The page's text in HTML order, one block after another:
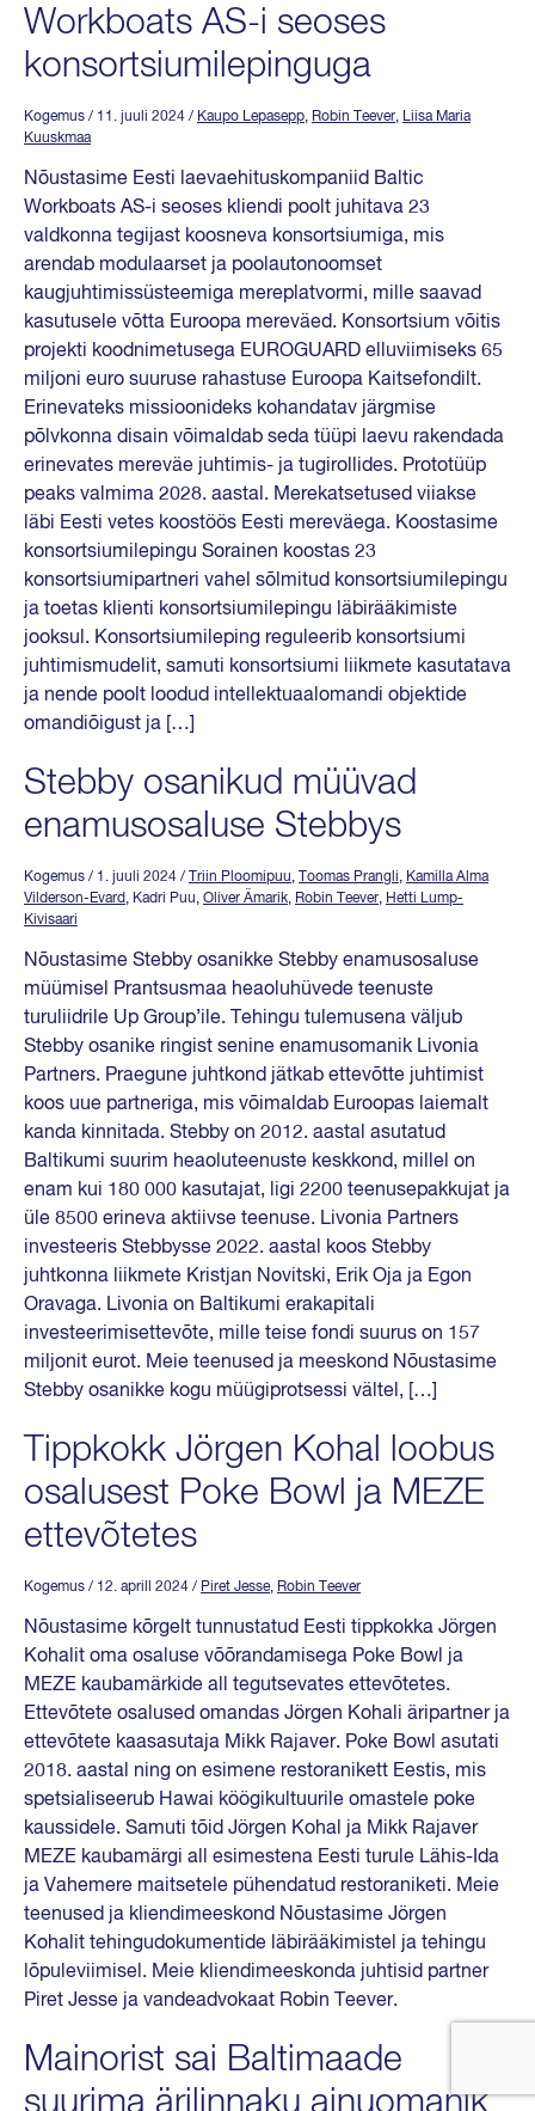
Workboats AS-i seoses
konsortsiumilepinguga
Kogemus / 11. juuli 2024 / Kaupo Lepasepp, Robin Teever, Liisa Maria
Kuuskmaa
Nõustasime Eesti laevaehituskompaniid Baltic
Workboats AS-i seoses kliendi poolt juhitava 23
valdkonna tegijast koosneva konsortsiumiga, mis
arendab modulaarset ja poolautonoomset
kaugjuhtimissüsteemiga mereplatvormi, mille saavad
kasutusele võtta Euroopa mereväed. Konsortsium võitis
projekti koodnimetusega EUROGUARD elluviimiseks 65
miljoni euro suuruse rahastuse Euroopa Kaitsefondilt.
Erinevateks missioonideks kohandatav järgmise
põlvkonna disain võimaldab seda tüüpi laevu rakendada
erinevates mereväe juhtimis- ja tugirollides. Prototüüp
peaks valmima 2028. aastal. Merekatsetused viiakse
läbi Eesti vetes koostöös Eesti mereväega. Koostasime
konsortsiumilepingu Sorainen koostas 23
konsortsiumipartneri vahel sõlmitud konsortsiumilepingu
ja toetas klienti konsortsiumilepingu läbirääkimiste
jooksul. Konsortsiumileping reguleerib konsortsiumi
juhtimismudelit, samuti konsortsiumi liikmete kasutatava
ja nende poolt loodud intellektuaalomandi objektide
omandiõigust ja […]
Stebby osanikud müüvad
enamusosaluse Stebbys
Kogemus / 1. juuli 2024 / Triin Ploomipuu, Toomas Prangli, Kamilla Alma
Vilderson-Evard, Kadri Puu, Oliver Ämarik, Robin Teever, Hetti Lump-
Kivisaari
Nõustasime Stebby osanikke Stebby enamusosaluse
müümisel Prantsusmaa heaoluhüvede teenuste
turuliidrile Up Group’ile. Tehingu tulemusena väljub
Stebby osanike ringist senine enamusomanik Livonia
Partners. Praegune juhtkond jätkab ettevõtte juhtimist
koos uue partneriga, mis võimaldab Euroopas laiemalt
kanda kinnitada. Stebby on 2012. aastal asutatud
Baltikumi suurim heaoluteenuste keskkond, millel on
enam kui 180 000 kasutajat, ligi 2200 teenusepakkujat ja
üle 8500 erineva aktiivse teenuse. Livonia Partners
investeeris Stebbysse 2022. aastal koos Stebby
juhtkonna liikmete Kristjan Novitski, Erik Oja ja Egon
Oravaga. Livonia on Baltikumi erakapitali
investeerimisettevõte, mille teise fondi suurus on 157
miljonit eurot. Meie teenused ja meeskond Nõustasime
Stebby osanikke kogu müügiprotsessi vältel, […]
Tippkokk Jörgen Kohal loobus
osalusest Poke Bowl ja MEZE
ettevõtetes
Kogemus / 12. aprill 2024 / Piret Jesse, Robin Teever
Nõustasime kõrgelt tunnustatud Eesti tippkokka Jörgen
Kohalit oma osaluse võõrandamisega Poke Bowl ja
MEZE kaubamärkide all tegutsevates ettevõtetes.
Ettevõtete osalused omandas Jörgen Kohali äripartner ja
ettevõtete kaasasutaja Mikk Rajaver. Poke Bowl asutati
2018. aastal ning on esimene restoranikett Eestis, mis
spetsialiseerub Hawai köögikultuurile omastele poke
kaussidele. Samuti tõid Jörgen Kohal ja Mikk Rajaver
MEZE kaubamärgi all esimestena Eesti turule Lähis-Ida
ja Vahemere maitsetele pühendatud restoraniketi. Meie
teenused ja kliendimeeskond Nõustasime Jörgen
Kohalit tehingudokumentide läbirääkimistel ja tehingu
lõpuleviimisel. Meie kliendimeeskonda juhtisid partner
Piret Jesse ja vandeadvokaat Robin Teever.
Mainorist sai Baltimaade
suurima ärilinnaku ainuomanik